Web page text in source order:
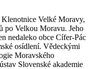
Velké Moravy,
po Velkou Moravu. Jeho
nedaleko obce Cífer-Pác
osídlení. Vědeckými
Moravského
Slovenské akademie